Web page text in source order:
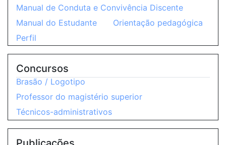
Manual de Conduta e Convivência Discente
Manual do Estudante
Orientação pedagógica
Perfil
Concursos
Brasão / Logotipo
Professor do magistério superior
Técnicos-administrativos